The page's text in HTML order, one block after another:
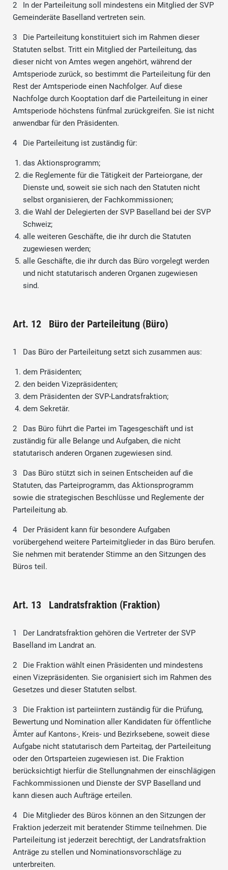
2 In der Parteileitung soll mindestens ein Mitglied der SVP
Gemeinderäte Baselland vertreten sein.
3 Die Parteileitung konstituiert sich im Rahmen dieser
Statuten selbst. Tritt ein Mitglied der Parteileitung, das
dieser nicht von Amtes wegen angehört, während der
Amtsperiode zurück, so bestimmt die Parteileitung für den
Rest der Amtsperiode einen Nachfolger. Auf diese
Nachfolge durch Kooptation darf die Parteileitung in einer
Amtsperiode höchstens fünfmal zurückgreifen. Sie ist nicht
anwendbar für den Präsidenten.
4 Die Parteileitung ist zuständig für:
das Aktionsprogramm;
die Reglemente für die Tätigkeit der Parteiorgane, der
Dienste und, soweit sie sich nach den Statuten nicht
selbst organisieren, der Fachkommissionen;
die Wahl der Delegierten der SVP Baselland bei der SVP
Schweiz;
alle weiteren Geschäfte, die ihr durch die Statuten
zugewiesen werden;
alle Geschäfte, die ihr durch das Büro vorgelegt werden
und nicht statutarisch anderen Organen zugewiesen
sind.
Art. 12 Büro der Parteileitung (Büro)
1 Das Büro der Parteileitung setzt sich zusammen aus:
dem Präsidenten;
den beiden Vizepräsidenten;
dem Präsidenten der SVP-Landratsfraktion;
dem Sekretär.
2 Das Büro führt die Partei im Tagesgeschäft und ist
zuständig für alle Belange und Aufgaben, die nicht
statutarisch anderen Organen zugewiesen sind.
3 Das Büro stützt sich in seinen Entscheiden auf die
Statuten, das Parteiprogramm, das Aktionsprogramm
sowie die strategischen Beschlüsse und Reglemente der
Parteileitung ab.
4 Der Präsident kann für besondere Aufgaben
vorübergehend weitere Parteimitglieder in das Büro berufen.
Sie nehmen mit beratender Stimme an den Sitzungen des
Büros teil.
Art. 13 Landratsfraktion (Fraktion)
1 Der Landratsfraktion gehören die Vertreter der SVP
Baselland im Landrat an.
2 Die Fraktion wählt einen Präsidenten und mindestens
einen Vizepräsidenten. Sie organisiert sich im Rahmen des
Gesetzes und dieser Statuten selbst.
3 Die Fraktion ist parteiintern zuständig für die Prüfung,
Bewertung und Nomination aller Kandidaten für öffentliche
Ämter auf Kantons-, Kreis- und Bezirksebene, soweit diese
Aufgabe nicht statutarisch dem Parteitag, der Parteileitung
oder den Ortsparteien zugewiesen ist. Die Fraktion
berücksichtigt hierfür die Stellungnahmen der einschlägigen
Fachkommissionen und Dienste der SVP Baselland und
kann diesen auch Aufträge erteilen.
4 Die Mitglieder des Büros können an den Sitzungen der
Fraktion jederzeit mit beratender Stimme teilnehmen. Die
Parteileitung ist jederzeit berechtigt, der Landratsfraktion
Anträge zu stellen und Nominationsvorschläge zu
unterbreiten.